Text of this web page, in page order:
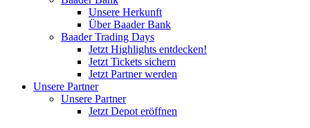
Unsere Herkunft
Über Baader Bank
Baader Trading Days
Jetzt Highlights entdecken!
Jetzt Tickets sichern
Jetzt Partner werden
Unsere Partner
Unsere Partner
Jetzt Depot eröffnen